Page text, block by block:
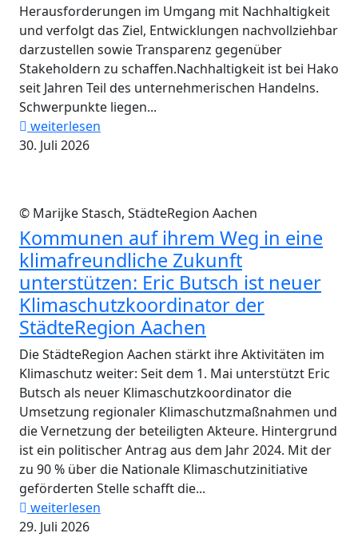
Herausforderungen im Umgang mit Nachhaltigkeit
und verfolgt das Ziel, Entwicklungen nachvollziehbar
darzustellen sowie Transparenz gegenüber
Stakeholdern zu schaffen.Nachhaltigkeit ist bei Hako
seit Jahren Teil des unternehmerischen Handelns.
Schwerpunkte liegen...
weiterlesen
30. Juli 2026
© Marijke Stasch, StädteRegion Aachen
Kommunen auf ihrem Weg in eine
klimafreundliche Zukunft
unterstützen: Eric Butsch ist neuer
Klimaschutzkoordinator der
StädteRegion Aachen
Die StädteRegion Aachen stärkt ihre Aktivitäten im
Klimaschutz weiter: Seit dem 1. Mai unterstützt Eric
Butsch als neuer Klimaschutzkoordinator die
Umsetzung regionaler Klimaschutzmaßnahmen und
die Vernetzung der beteiligten Akteure. Hintergrund
ist ein politischer Antrag aus dem Jahr 2024. Mit der
zu 90 % über die Nationale Klimaschutzinitiative
geförderten Stelle schafft die...
weiterlesen
29. Juli 2026